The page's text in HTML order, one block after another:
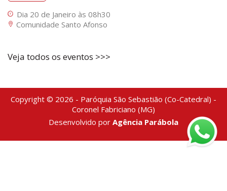
Dia 20 de Janeiro às 08h30
Comunidade Santo Afonso
Veja todos os eventos >>>
Copyright © 2026 - Paróquia São Sebastião (Co-Catedral) -
Coronel Fabriciano (MG)
Desenvolvido por Agência Parábola